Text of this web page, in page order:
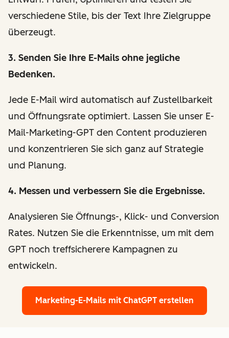
verschiedene Stile, bis der Text Ihre Zielgruppe
überzeugt.
3. Senden Sie Ihre E-Mails ohne jegliche
Bedenken.
Jede E-Mail wird automatisch auf Zustellbarkeit
und Öffnungsrate optimiert. Lassen Sie unser E-
Mail-Marketing-GPT den Content produzieren
und konzentrieren Sie sich ganz auf Strategie
und Planung.
4. Messen und verbessern Sie die Ergebnisse.
Analysieren Sie Öffnungs-, Klick- und Conversion
Rates. Nutzen Sie die Erkenntnisse, um mit dem
GPT noch treffsicherere Kampagnen zu
entwickeln.
Marketing-E-Mails mit ChatGPT erstellen